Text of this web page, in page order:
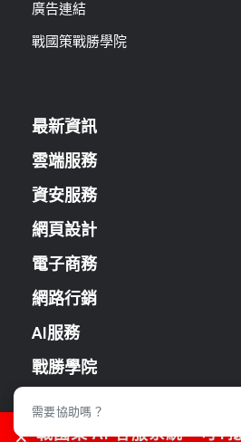
廣告連結
戰國策戰勝學院
最新資訊
雲端服務
資安服務
網頁設計
電子商務
網路行銷
AI服務
戰勝學院
經銷方案
客服中心
需要協助嗎？
戰國策 AI 客服系統，可1